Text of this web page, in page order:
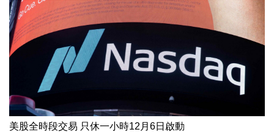
美股全時段交易 只休一小時12月6日啟動